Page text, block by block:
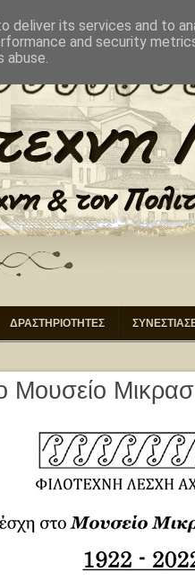
ΕΠΙΚΟΙΝΩΝΙΑ
ΔΡΑΣΤΗΡΙΟΤΗΤΕΣ
Μουσείο
deliver its services and to
and security
abuse.